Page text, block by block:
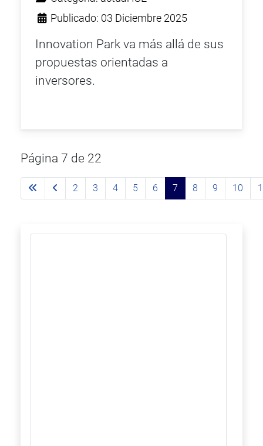
Publicado: 03 Diciembre 2025
Innovation Park va más allá de sus
propuestas orientadas a
inversores.
Página 7 de 22
2 3 4 5 6 7 8 9 10